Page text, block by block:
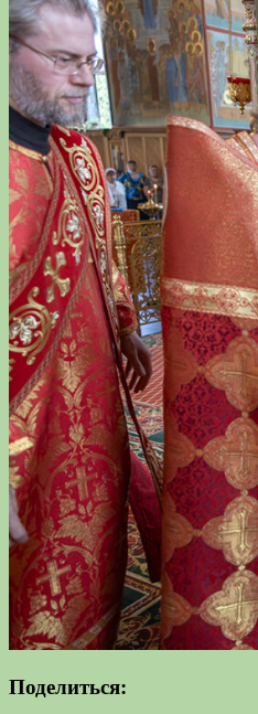
Поделиться: